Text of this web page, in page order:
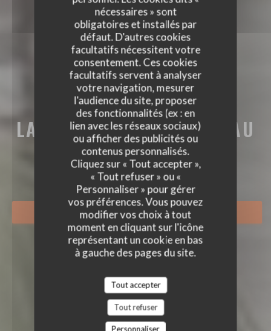
nécessaires » sont
obligatoires et installés par
défaut. D'autres cookies
facultatifs nécessitent votre
consentement. Ces cookies
facultatifs servent à analyser
votre navigation, mesurer
l'audience du site, proposer
des fonctionnalités (ex : en
lien avec les réseaux sociaux)
ou afficher des publicités ou
contenus personnalisés.
Cliquez sur « Tout accepter »,
« Tout refuser » ou «
Personnaliser » pour gérer
vos préférences. Vous pouvez
modifier vos choix à tout
moment en cliquant sur l'icône
représentant un cookie en bas
à gauche des pages du site.
Tout accepter
Tout refuser
Personnaliser
LA BRASSERIE DU CHÂTEAU
LA BRASSERIE DU CHÂTEAU
BRASSERIE - RESTAURANT|
MALMAISON
RÉSERVER